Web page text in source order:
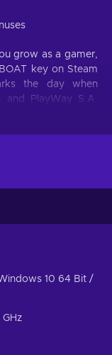
grow as a gamer,
key on Steam
the day when
PlayWay S.A.
expanded the
you will sign up
impressions, and
Every second
of possibilities and
as knowing that
of a specific
feeling of immense
motivates you to
10 64 Bit /